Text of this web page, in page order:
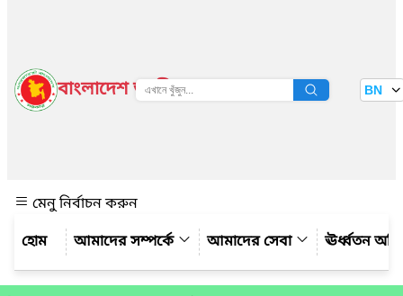
বাংলাদেশ জাতীয় তথ্য বাতায়ন BN
মেনু নির্বাচন করুন
আমাদের সম্পর্কে
আমাদের সেবা ঊর্ধ্বতন